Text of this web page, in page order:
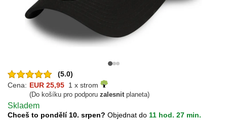
(5.0)
Cena: EUR 25,95 1 x strom
(Do košíku pro podporu zalesnitplaneta)
Skladem
Chceš to pondělí 10. srpen? Objednat do 11 hod. 27 min.